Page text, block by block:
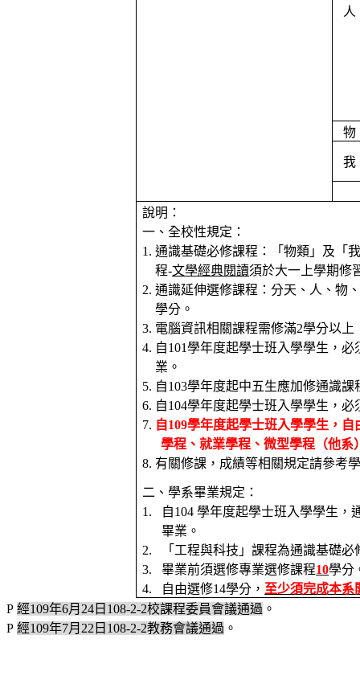
人
物
我
說明：
一、全校性規定：
1.通識基礎必修課程：「物類」及「
程-文學經典閱讀須於大一上學期修
2.通識延伸選修課程：分天、人、物
學分。
3. 電腦資訊相關課程需修滿2學分以上
4. 自101學年度起學士班入學學生，
業。
5. 自103學年度起中五生應加修通識課
6. 自104學年度起學士班入學學生，必
7. 自109學年度起學士班入學學生，
學程、就業學程、微型學程（他系
8. 有關修課，成績等相關規定請參考
二、學系畢業規定：
1.
自104學年度起學士班入學學生，
畢業。
2.
「工程與科技」課程為通識基礎
3.
畢業前須選修專業選修課程10學分
4.
自由選修14學分， 至少須完成本系
P 經109年6月 24 日 108-2-2校課程委員會議通過 。
P 經109年7月 22 日 108-2-2教務會議通過 。